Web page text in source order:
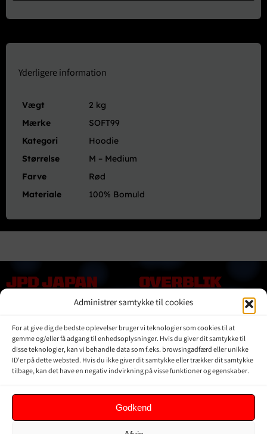
Administrer samtykke til cookies
For at give dig de bedste oplevelser bruger vi teknologier som cookies til at
gemme og/eller få adgang til enhedsoplysninger. Hvis du giver dit samtykke til
disse teknologier, kan vi behandle data som f.eks. browsingadfærd eller unikke
ID'er på dette websted. Hvis du ikke giver dit samtykke eller trækker dit samtykke
tilbage, kan det have en negativ indvirkning på visse funktioner og egenskaber.
Godkend
antal
Yderligere information
Vægt
2 kg
Mærke
SOFT99
Kategori
Hoodie
Størrelse
M – Medium
Farve
Rød
Materiale
100% Bomuld
JPD JAPAN
DENMARK
Kontakt Os
Om JPD Japan Denmark
Handelsbetingelser
Privat Politik
OVERBLIK
Online shop
Vores Mærker